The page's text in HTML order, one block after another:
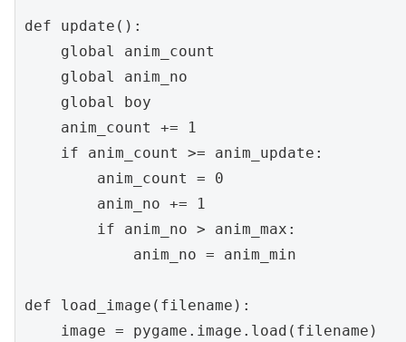
def update():
    global anim_count
    global anim_no
    global boy
    anim_count += 1
    if anim_count >= anim_update:
        anim_count = 0
        anim_no += 1
        if anim_no > anim_max:
            anim_no = anim_min
def load_image(filename):
    image = pygame.image.load(filename)